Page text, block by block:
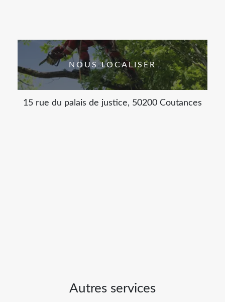
NOUS LOCALISER
15 rue du palais de justice, 50200 Coutances
Autres services